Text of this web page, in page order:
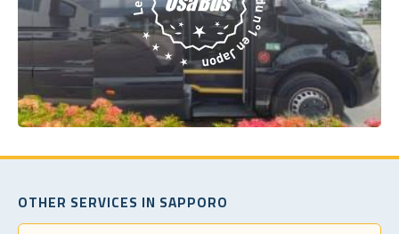
OTHER SERVICES IN SAPPORO